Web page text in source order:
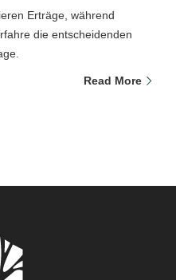
Erträge, während
die entscheidenden
Read More